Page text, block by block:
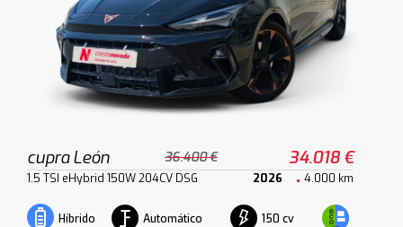
cupra León 36.400 € 34.018 €
1.5 TSI eHybrid 150W 204CV DSG 2026 4.000 km
Híbrido Automático 150 cv